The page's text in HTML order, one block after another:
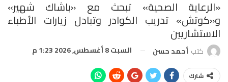
«الرعاية الصحية» تبحث مع «باشاك شهير»
و«كوتش» تدريب الكوادر وتبادل زيارات الأطباء
الاستشاريين
كتب أحمد حسن السبت 8 أغسطس, 2026 1:23 م
شارك